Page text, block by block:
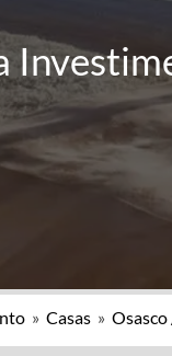
» Casas » Osasco